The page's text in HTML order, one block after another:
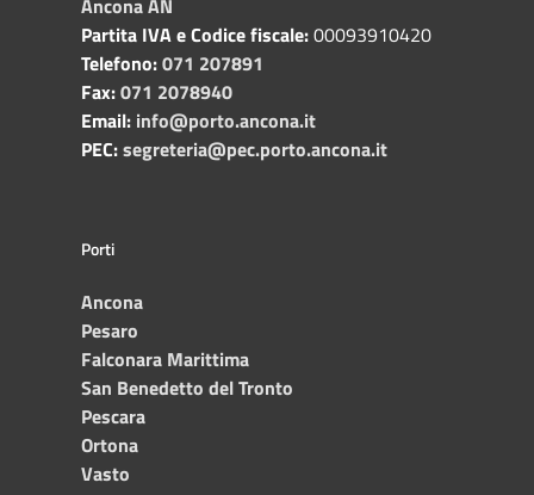
Ancona AN
Partita IVA e Codice fiscale:00093910420
Telefono:071 207891
Fax:071 2078940
Email: info@porto.ancona.it
PEC:segreteria@pec.porto.ancona.it
Porti
Ancona
Pesaro
Falconara Marittima
San Benedetto del Tronto
Pescara
Ortona
Vasto